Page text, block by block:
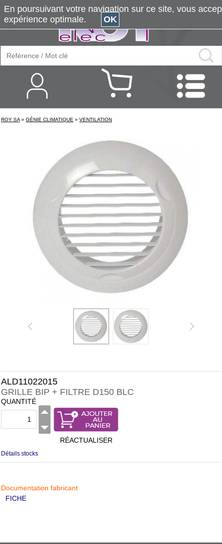
ROY SA » GÉNIE CLIMATIQUE » VENTILATION
ALD11022015
GRILLE BIP + FILTRE D150 BLC
QUANTITÉ
RÉACTUALISER
Détails stocks
Documentation fabricant
FICHE
En poursuivant votre navigation sur ce site, vous
expérience optimale.
OK